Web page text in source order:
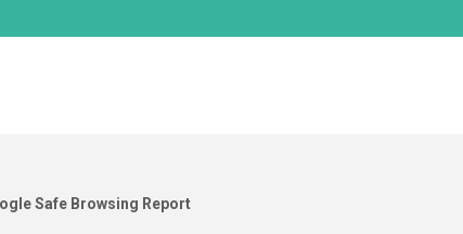
Safe Browsing Report